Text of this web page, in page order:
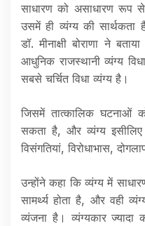
साधारण को असाधारण रूप
उसमें ही व्यंग्य की सार्थकता
डॉ. मीनाक्षी बोराणा ने
आधुनिक राजस्थानी व्यंग्य
सबसे चर्चित विधा व्यंग्य है।
जिसमें तात्कालिक घटनाओं
सकता है, और व्यंग्य
विसंगतियां, विरोधाभास,
उन्होंने कहा कि व्यंग्य में
सामर्थ्य होता है, और वही
व्यंजना है। व्यंग्यकार